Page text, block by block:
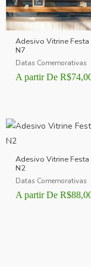
Adesivo Vitrine Festa
N7
Datas Comemorativas
A partir De R$
Adesivo Vitrine Festa
N2
Datas Comemorativas
A partir De R$